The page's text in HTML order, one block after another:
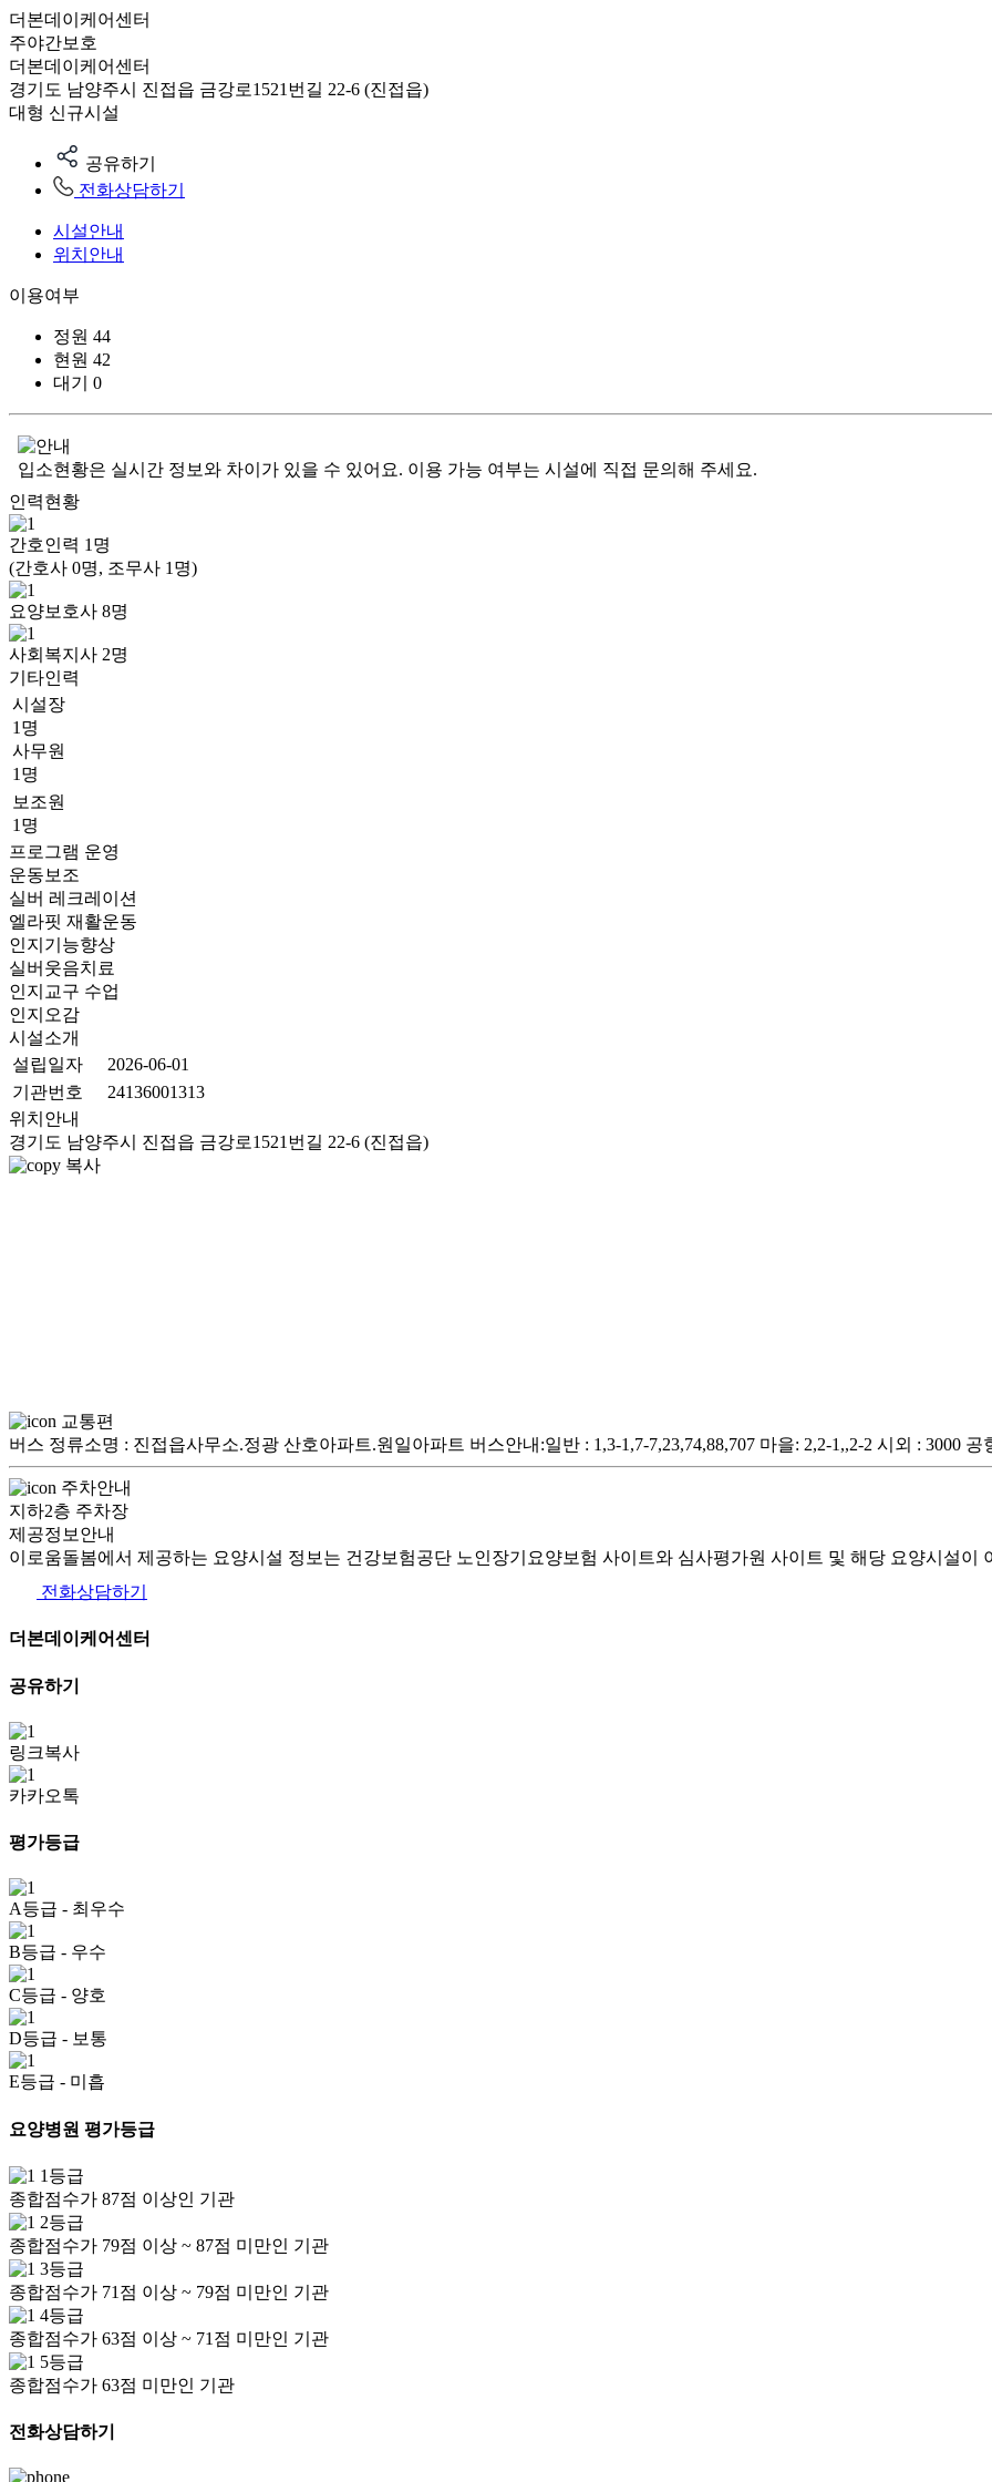
더본데이케어센터
주야간보호
더본데이케어센터
경기도 남양주시 진접읍 금강로1521번길 22-6 (진접읍)
대형 신규시설
공유하기
전화상담하기
시설안내
위치안내
이용여부
정원 44
현원 42
대기
0
입소현황은 실시간 정보와 차이가 있을 수 있어요. 이용 가능 여부는 시설에 직접 문의해 주세요.
인력현황
간호인력 1 명
(간호사 0명, 조무사 1명)
요양보호사 8명
사회복지사 2명
기타인력
시설장
1명
사무원
1명
보조원
1명
프로그램 운영
운동보조
실버 레크레이션
엘라핏 재활운동
인지기능향상
실버웃음치료
인지교구 수업
인지오감
시설소개
설립일자
2026-06-01
기관번호
24136001313
위치안내
경기도 남양주시 진접읍 금강로1521번길 22-6 (진접읍)
복사
교통편
버스 정류소명 : 진접읍사무소.정광 산호아파트.원일아파트 버스안내:일반 : 1,3-1,7-7,23,74,88,707 마을: 2,2-1,,2-2 시외 : 3000 공
주차안내
지하2층 주차장
제공정보안내
이로움돌봄에서 제공하는 요양시설 정보는 건강보험공단 노인장기요양보험 사이트와 심사평가원 사이트 및 해당 요양시설
전화상담하기
더본데이케어센터
공유하기
링크복사
카카오톡
평가등급
A등급 - 최우수
B등급 - 우수
C등급 - 양호
D등급 - 보통
E등급 - 미흡
요양병원 평가등급
1등급
종합점수가 87점 이상인 기관
2등급
종합점수가 79점 이상 ~ 87점 미만인 기관
3등급
종합점수가 71점 이상 ~ 79점 미만인 기관
4등급
종합점수가 63점 이상 ~ 71점 미만인 기관
5등급
종합점수가 63점 미만인 기관
전화상담하기